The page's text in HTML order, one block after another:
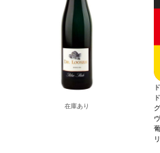
在庫あり